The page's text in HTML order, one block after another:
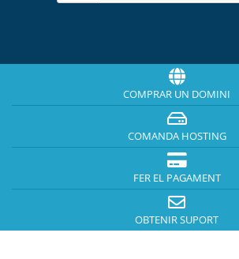
COMPRAR UN DOMINI
COMANDA HOSTING
FER EL PAGAMENT
OBTENIR SUPORT